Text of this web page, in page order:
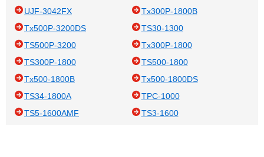
UJF-3042FX
Tx300P-1800B
Tx500P-3200DS
TS30-1300
TS500P-3200
Tx300P-1800
TS300P-1800
TS500-1800
Tx500-1800B
Tx500-1800DS
TS34-1800A
TPC-1000
TS5-1600AMF
TS3-1600